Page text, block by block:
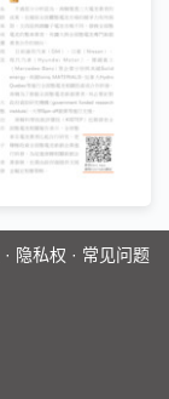
· 隐私权 · 常见问题